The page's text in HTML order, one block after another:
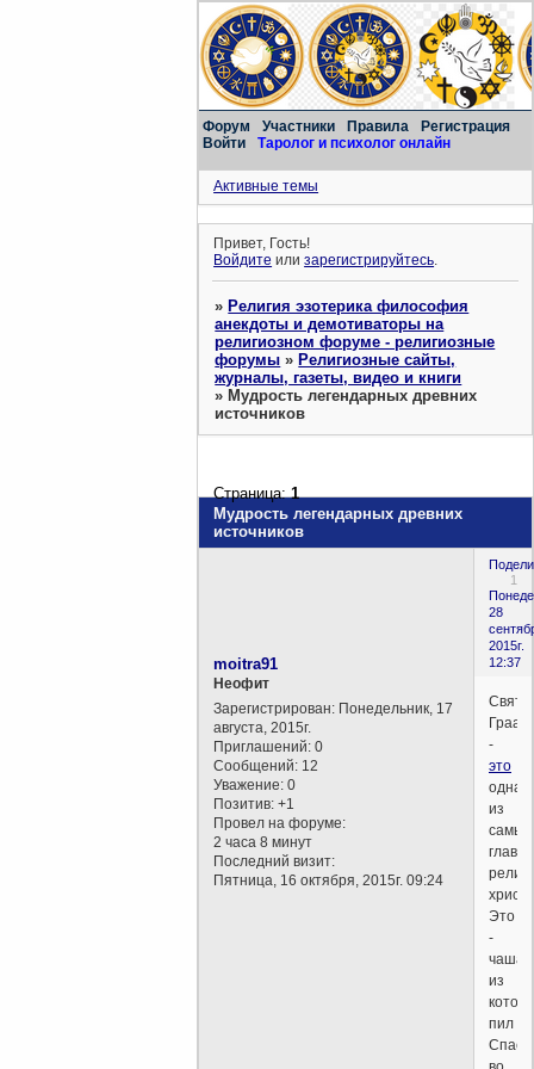
Форум Участники Правила
Регистрация
Войти
Таролог и психолог онлайн
Активные темы
Привет, Гость!
Войдите илизарегистрируйтесь.
»Религия эзотерика философия
анекдоты и демотиваторы на
религиозном форуме - религиозные
форумы »Религиозные сайты,
журналы, газеты, видео и книги
»Мудрость легендарных древних
источников
Мудрость легендарных древних
источников
Страница:1
1
28
2015г.
12:37
moitra91
Неофит
Зарегистрирован: Понедельник, 17
августа, 2015г.
Приглашений: 0
Сообщений: 12
Уважение: 0
Позитив: +1
Провел на форуме:
2 часа 8 минут
Последний визит:
Пятница, 16 октября, 2015г. 09:24
-
это
одна
из
самых
Это
-
чаша,
из
пил